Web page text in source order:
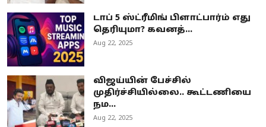
டாப் 5 ஸ்ட்ரீமிங் பிளாட்பார்ம் எது
தெரியுமா? கவனத்...
Aug 22, 2025
விஜய்யின் பேச்சில்
முதிர்ச்சியில்லை.. கூட்டணியை
நம...
Aug 22, 2025